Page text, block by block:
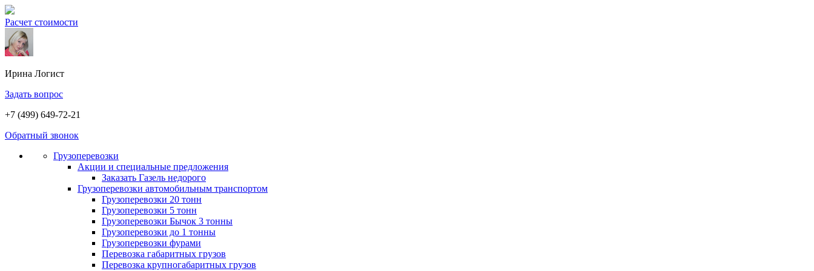
Расчет стоимости
Ирина Логист
Задать вопрос
+7 (499) 649-72-21
Обратный звонок
Грузоперевозки
Акции и специальные предложения
Заказать Газель недорого
Грузоперевозки автомобильным транспортом
Грузоперевозки 20 тонн
Грузоперевозки 5 тонн
Грузоперевозки Бычок 3 тонны
Грузоперевозки до 1 тонны
Грузоперевозки фурами
Перевозка габаритных грузов
Перевозка крупногабаритных грузов